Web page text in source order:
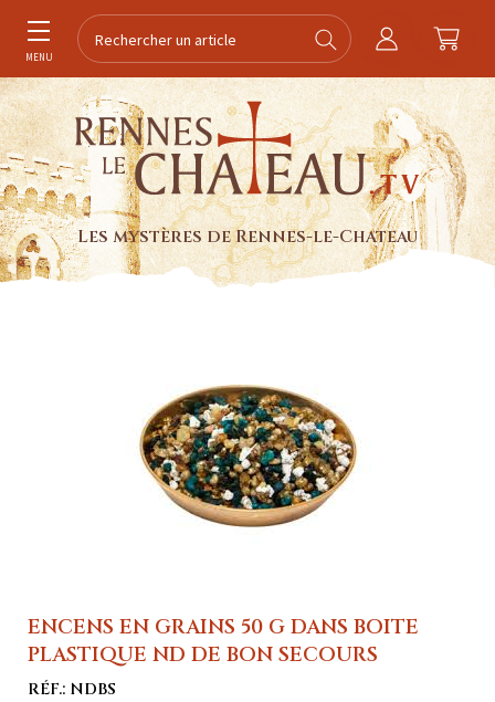
MENU
Les mystères de Rennes-le-Chateau
ENCENS EN GRAINS 50 G DANS BOITE
PLASTIQUE ND DE BON SECOURS
RÉF.: NDBS